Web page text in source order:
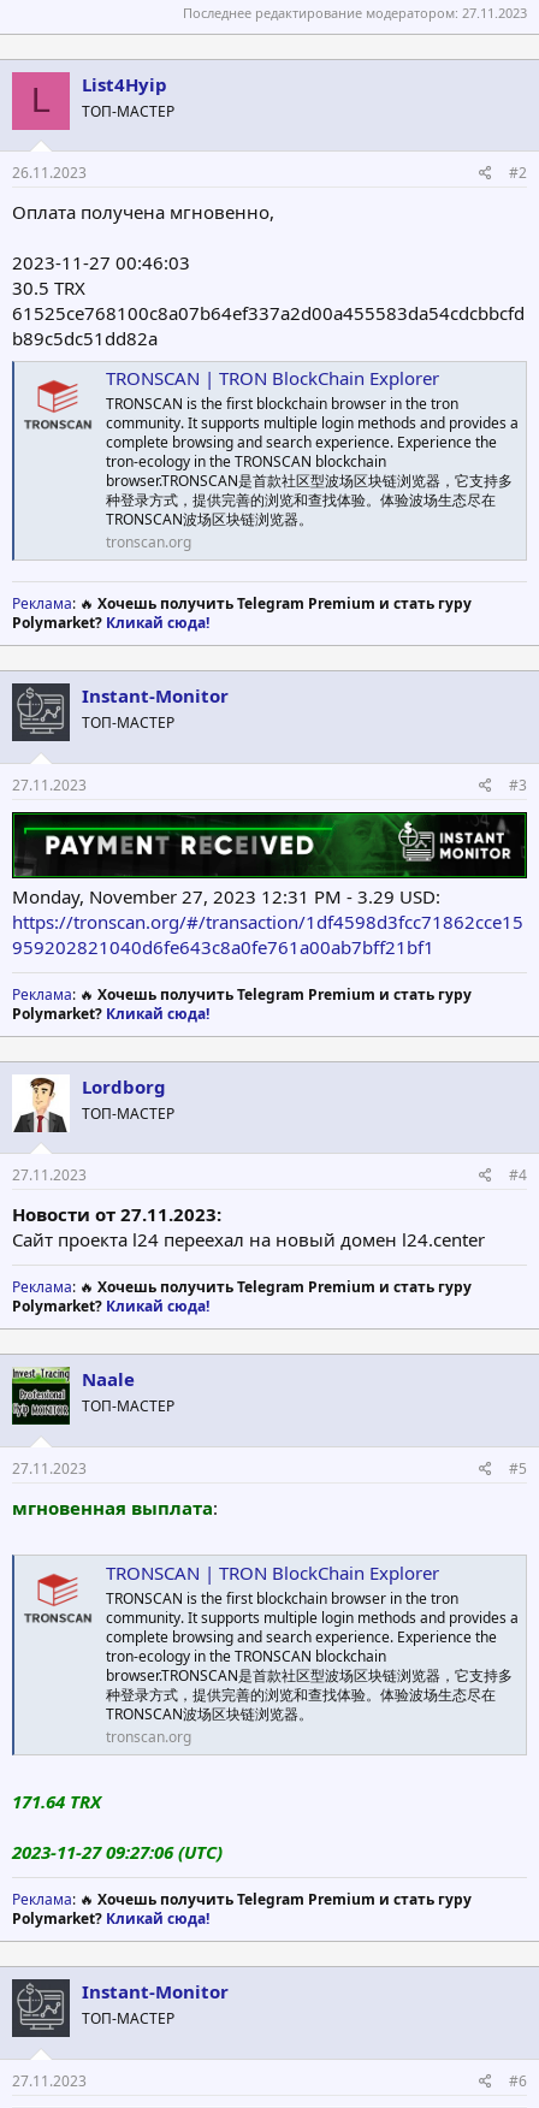
Последнее редактирование модератором: 27.11.2023
L List4Hyip
ТОП-МАСТЕР
26.11.2023 #2
Оплата получена мгновенно,
2023-11-27 00:46:03
30.5 TRX
61525ce768100c8a07b64ef337a2d00a455583da54cdcbbcfd
b89c5dc51dd82a
TRONSCAN | TRON BlockChain Explorer
TRONSCAN is the first blockchain browser in the tron
community. It supports multiple login methods and provides a
complete browsing and search experience. Experience the
tron-ecology in the TRONSCAN blockchain
browser.TRONSCAN是首款社区型波场区块链浏览器，它支持多
种登录方式，提供完善的浏览和查找体验。体验波场生态尽在
TRONSCAN波场区块链浏览器。
tronscan.org
Реклама: 🔥 Хочешь получить Telegram Premium и стать гуру
Polymarket? Кликай сюда!
Instant-Monitor
ТОП-МАСТЕР
27.11.2023 #3
Monday, November 27, 2023 12:31 PM - 3.29 USD:
https://tronscan.org/#/transaction/1df4598d3fcc71862cce15
959202821040d6fe643c8a0fe761a00ab7bff21bf1
Реклама: 🔥 Хочешь получить Telegram Premium и стать гуру
Polymarket? Кликай сюда!
Lordborg
ТОП-МАСТЕР
27.11.2023 #4
Новости от 27.11.2023:
Сайт проекта l24 переехал на новый домен l24.center
Реклама: 🔥 Хочешь получить Telegram Premium и стать гуру
Polymarket? Кликай сюда!
Naale
ТОП-МАСТЕР
27.11.2023 #5
мгновенная выплата:
TRONSCAN | TRON BlockChain Explorer
TRONSCAN is the first blockchain browser in the tron
community. It supports multiple login methods and provides a
complete browsing and search experience. Experience the
tron-ecology in the TRONSCAN blockchain
browser.TRONSCAN是首款社区型波场区块链浏览器，它支持多
种登录方式，提供完善的浏览和查找体验。体验波场生态尽在
TRONSCAN波场区块链浏览器。
tronscan.org
171.64 TRX
2023-11-27 09:27:06 (UTC)
Реклама: 🔥 Хочешь получить Telegram Premium и стать гуру
Polymarket? Кликай сюда!
Instant-Monitor
ТОП-МАСТЕР
27.11.2023 #6